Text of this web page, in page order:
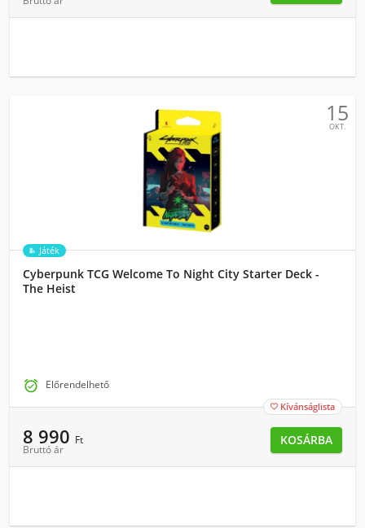
15
OKT.
Játék
Cyberpunk TCG Welcome To Night City Starter Deck -
The Heist
 Előrendelhető
 Kívánságlista
8 990 Ft
Bruttó ár
KOSÁRBA